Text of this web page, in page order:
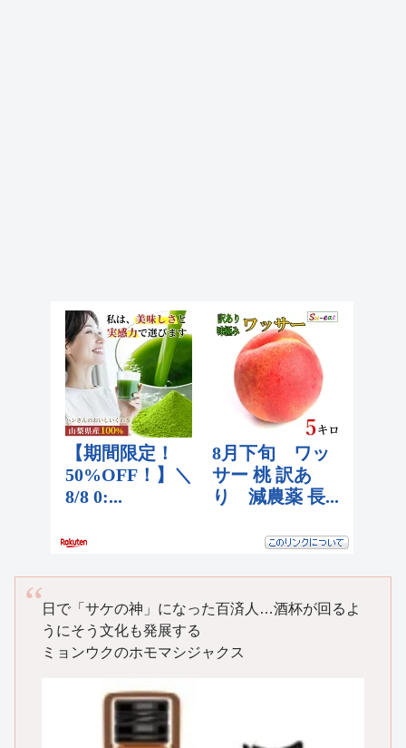
日で「サケの神」になった百済人…酒杯が回るよ
うにそう文化も発展する
ミョンウクのホモマシジャクス